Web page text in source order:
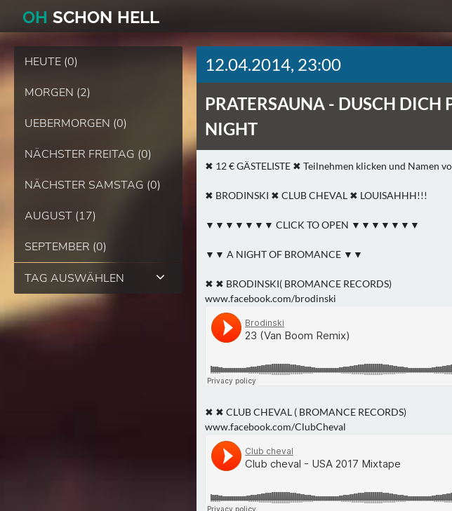
OH SCHON HELL
HEUTE (0)
MORGEN (2)
UEBERMORGEN (0)
NÄCHSTER FREITAG (0)
NÄCHSTER SAMSTAG (0)
AUGUST (17)
SEPTEMBER (0)
TAG AUSWÄHLEN
12.04.2014, 23:00
PRATERSAUNA - DUSCH DICH
NIGHT
✖ 12 € GÄSTELISTE ✖ Teilnehmen klicken und Namen
✖ BRODINSKI ✖ CLUB CHEVAL ✖ LOUISAHHH!!!
▼▼▼▼▼▼▼ CLICK TO OPEN ▼▼▼▼▼▼▼
▼▼ A NIGHT OF BROMANCE ▼▼
✖ ✖ BRODINSKI( BROMANCE RECORDS)
www.facebook.com/brodinski
✖ ✖ CLUB CHEVAL ( BROMANCE RECORDS)
www.facebook.com/ClubCheval